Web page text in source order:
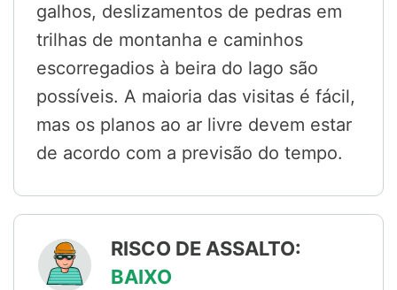
galhos, deslizamentos de pedras em
trilhas de montanha e caminhos
escorregadios à beira do lago são
possíveis. A maioria das visitas é fácil,
mas os planos ao ar livre devem estar
de acordo com a previsão do tempo.
RISCO DE ASSALTO:
BAIXO